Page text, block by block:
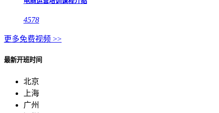
4578
更多免费视频 >>
最新开班时间
北京
上海
广州